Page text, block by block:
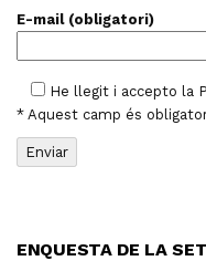
E-mail (obligatori)
He llegit i accepto la
* Aquest camp és
ENQUESTA DE LA